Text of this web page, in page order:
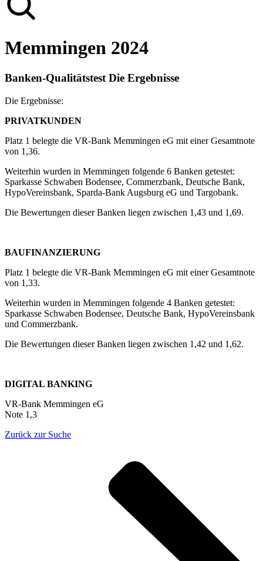
Memmingen 2024
Banken-Qualitätstest Die Ergebnisse
Die Ergebnisse:
PRIVATKUNDEN
Platz 1 belegte die VR-Bank Memmingen eG mit einer Gesamtnote
von 1,36.
Weiterhin wurden in Memmingen folgende 6 Banken getestet:
Sparkasse Schwaben Bodensee, Commerzbank, Deutsche Bank,
HypoVereinsbank, Sparda-Bank Augsburg eG und Targobank.
Die Bewertungen dieser Banken liegen zwischen 1,43 und 1,69.
BAUFINANZIERUNG
Platz 1 belegte die VR-Bank Memmingen eG mit einer Gesamtnote
von 1,33.
Weiterhin wurden in Memmingen folgende 4 Banken getestet:
Sparkasse Schwaben Bodensee, Deutsche Bank, HypoVereinsbank
und Commerzbank.
Die Bewertungen dieser Banken liegen zwischen 1,42 und 1,62.
DIGITAL BANKING
VR-Bank Memmingen eG
Note 1,3
Zurück zur Suche